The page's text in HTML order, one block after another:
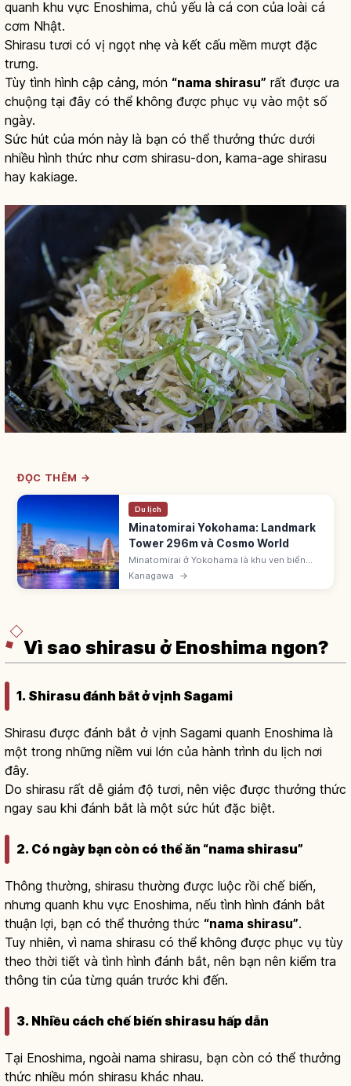
quanh khu vực Enoshima, chủ yếu là cá con của loài cá
cơm Nhật.
Shirasu tươi có vị ngọt nhẹ và kết cấu mềm mượt đặc
trưng.
Tùy tình hình cập cảng, món “nama shirasu” rất được ưa
chuộng tại đây có thể không được phục vụ vào một số
ngày.
Sức hút của món này là bạn có thể thưởng thức dưới
nhiều hình thức như cơm shirasu-don, kama-age shirasu
hay kakiage.
ĐỌC THÊM →
Du lịch
Minatomirai Yokohama: Landmark
Tower 296m và Cosmo World
Minatomirai ở Yokohama là khu ven biển
hiện đại với Landmark Tower 296m, Red
Brick Warehouse và Cosmo World. Đi JR
Kanagawa →
Vì sao shirasu ở Enoshima ngon?
1. Shirasu đánh bắt ở vịnh Sagami
Shirasu được đánh bắt ở vịnh Sagami quanh Enoshima là
một trong những niềm vui lớn của hành trình du lịch nơi
đây.
Do shirasu rất dễ giảm độ tươi, nên việc được thưởng thức
ngay sau khi đánh bắt là một sức hút đặc biệt.
2. Có ngày bạn còn có thể ăn “nama shirasu”
Thông thường, shirasu thường được luộc rồi chế biến,
nhưng quanh khu vực Enoshima, nếu tình hình đánh bắt
thuận lợi, bạn có thể thưởng thức “nama shirasu”.
Tuy nhiên, vì nama shirasu có thể không được phục vụ tùy
theo thời tiết và tình hình đánh bắt, nên bạn nên kiểm tra
thông tin của từng quán trước khi đến.
3. Nhiều cách chế biến shirasu hấp dẫn
Tại Enoshima, ngoài nama shirasu, bạn còn có thể thưởng
thức nhiều món shirasu khác nhau.